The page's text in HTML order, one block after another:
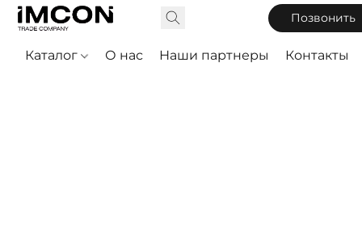
Позвонить
Каталог О нас Наши партнеры Контакты